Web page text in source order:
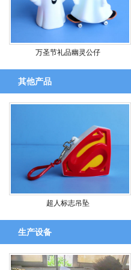
万圣节礼品幽灵公仔
其他产品
超人标志吊坠
生产设备